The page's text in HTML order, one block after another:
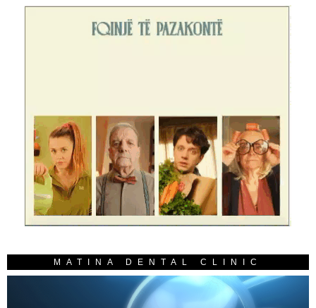
MATINA DENTAL CLINIC